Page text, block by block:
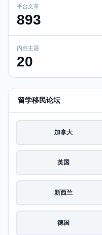
平台文章
893
内容主题
20
留学移民论坛
加拿大
英国
新西兰
德国